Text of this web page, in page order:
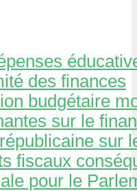
des finances
budgétaire
sur le
sur
fiscaux
pour le